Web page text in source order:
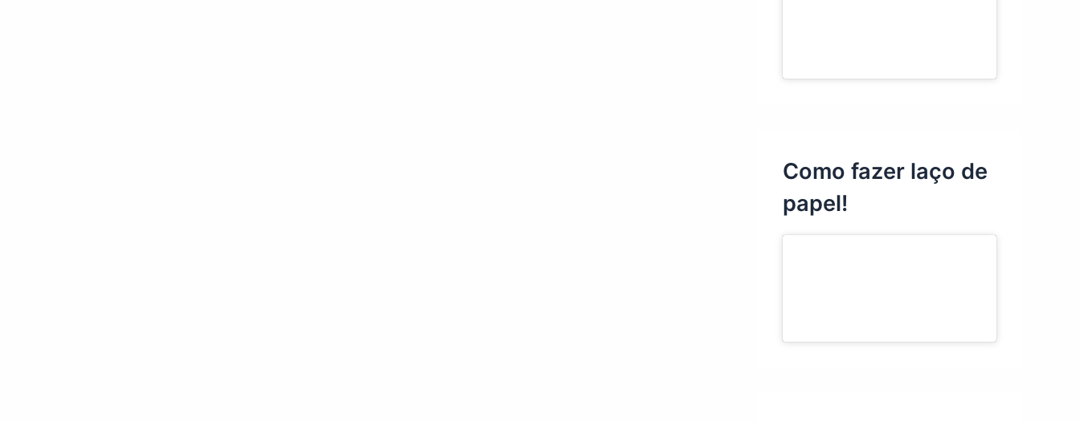
Como fazer laço de
papel!